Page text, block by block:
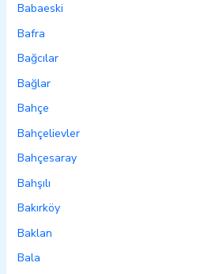
Babaeski
Bafra
Bağcılar
Bağlar
Bahçe
Bahçelievler
Bahçesaray
Bahşılı
Bakırköy
Baklan
Bala